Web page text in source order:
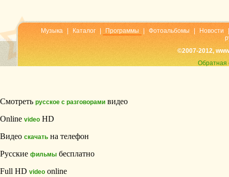
Музыка Каталог Программы Фотоальбомы Новости
©2007-2012,
Обратная
Смотреть русское с разговорами видео
Online video HD
Видео скачать на телефон
Русские фильмы бесплатно
Full HD video online